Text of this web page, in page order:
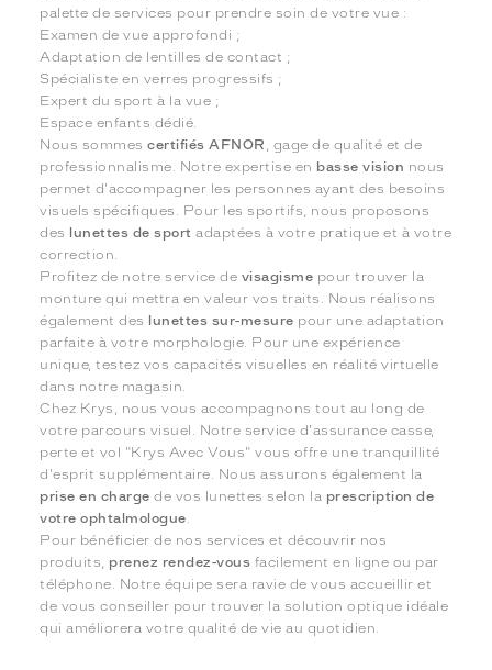
palette de services pour prendre soin de votre vue :
Examen de vue approfondi ;
Adaptation de lentilles de contact ;
Spécialiste en verres progressifs ;
Expert du sport à la vue ;
Espace enfants dédié.
Nous sommescertifiés AFNOR , gage de qualité et de
professionnalisme. Notre expertise en basse vision nous
permet d'accompagner les personnes ayant des besoins
visuels spécifiques. Pour les sportifs, nous proposons
des
lunettes de sport adaptées à votre pratique et à votre
correction.
Profitez de notre service de visagisme pour trouver la
monture qui mettra en valeur vos traits. Nous réalisons
également des
lunettes sur-mesure pour une adaptation
parfaite à votre morphologie. Pour une expérience
unique, testez vos capacités visuelles en réalité virtuelle
dans notre magasin.
Chez Krys, nous vous accompagnons tout au long de
votre parcours visuel. Notre service d'assurance casse,
perte et vol "Krys Avec Vous" vous offre une tranquillité
d'esprit supplémentaire. Nous assurons également la
prise en charge de vos lunettes selon la prescription de
votre ophtalmologue.
Pour bénéficier de nos services et découvrir nos
produits, prenez rendez-vous facilement en ligne ou par
téléphone. Notre équipe sera ravie de vous accueillir et
de vous conseiller pour trouver la solution optique idéale
qui améliorera votre qualité de vie au quotidien.